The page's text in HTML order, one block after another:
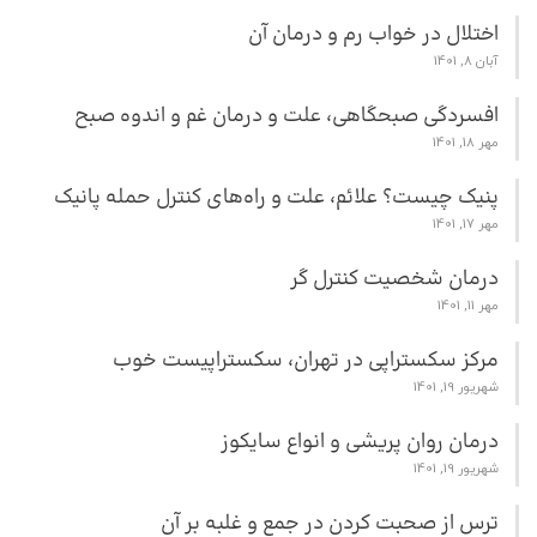
اختلال در خواب رم و درمان آن
آبان 8, 1401
افسردگی صبحگاهی، علت و درمان غم و اندوه صبح
مهر 18, 1401
پنیک چیست؟ علائم، علت و راه‌های کنترل حمله پانیک
مهر 17, 1401
درمان شخصیت کنترل گر
مهر 11, 1401
مرکز سکستراپی در تهران، سکستراپیست خوب
شهریور 19, 1401
درمان روان پریشی و انواع سایکوز
شهریور 19, 1401
ترس از صحبت کردن در جمع و غلبه بر آن